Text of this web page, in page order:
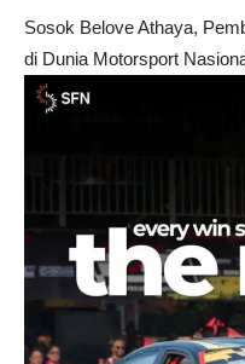
Sosok Belove Athaya,
di Dunia Motorsport